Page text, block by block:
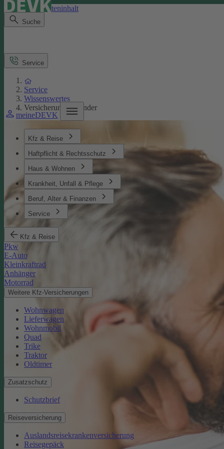
Direkt zum Seiteninhalt
Suche
meineDEVK
Kfz & Reise
Haftpflicht & Rechtsschutz
Haus & Wohnen
Krankheit, Unfall & Pflege
Beruf, Alter & Finanzen
Service
Kfz & Reise
Pkw
E-Auto
Kleinkraftrad
Anhänger
Motorrad
Weitere Kfz-Versicherungen
Wohnwagen
Lieferwagen
Wohnmobil
Quad
Trike
Traktor
Oldtimer
Zusatzschutz
Schutzbrief
Reiseversicherung
Auslandsreisekrankenversicherung
Reisegepäck
Service
Service
Wissenswertes
Versicherungen Kinder